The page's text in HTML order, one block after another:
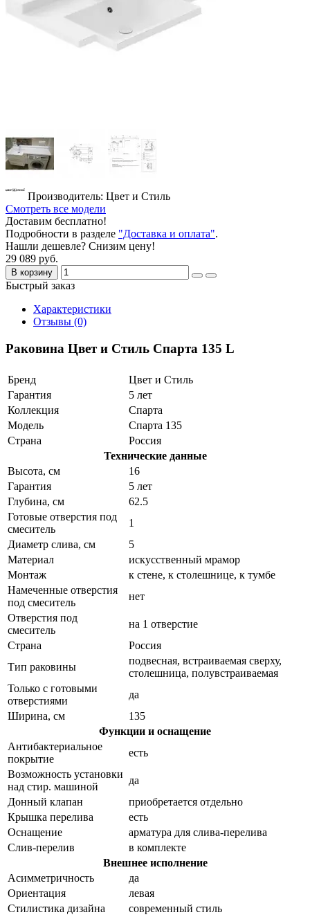
Производитель: Цвет и Стиль
Смотреть все модели
Доставим бесплатно!
Подробности в разделе "Доставка и оплата".
Нашли дешевле? Снизим цену!
29 089 руб.
В корзину
Быстрый заказ
Характеристики
Отзывы (0)
Раковина Цвет и Стиль Спарта 135 L
Бренд
Цвет и Стиль
Гарантия
5 лет
Коллекция
Спарта
Модель
Спарта 135
Страна
Россия
Технические данные
Высота, см
16
Гарантия
5 лет
Глубина, см
62.5
Готовые отверстия под
смеситель
1
Диаметр слива, см
5
Материал
искусственный мрамор
Монтаж
к стене, к столешнице, к тумбе
Намеченные отверстия
под смеситель
нет
Отверстия под
смеситель
на 1 отверстие
Страна
Россия
Тип раковины
подвесная, встраиваемая сверху,
столешница, полувстраиваемая
Только с готовыми
отверстиями
да
Ширина, см
135
Функции и оснащение
Антибактериальное
покрытие
есть
Возможность установки
над стир. машиной
да
Донный клапан
приобретается отдельно
Крышка перелива
есть
Оснащение
арматура для слива-перелива
Слив-перелив
в комплекте
Внешнее исполнение
Асимметричность
да
Ориентация
левая
Стилистика дизайна
современный стиль